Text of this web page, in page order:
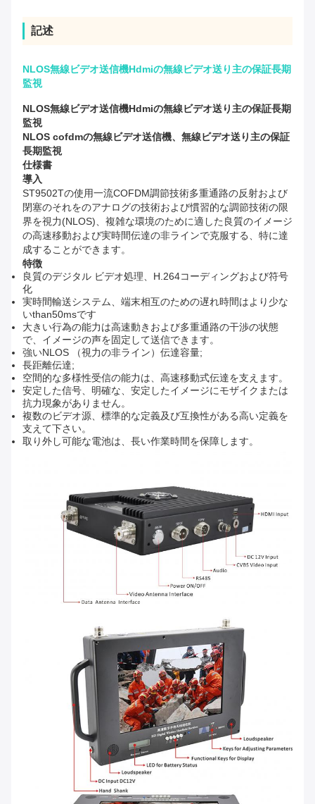
記述
NLOS無線ビデオ送信機Hdmiの無線ビデオ送り主の保証長期
監視
NLOS無線ビデオ送信機Hdmiの無線ビデオ送り主の保証長期
監視
NLOS cofdmの無線ビデオ送信機、無線ビデオ送り主の保証
長期監視
仕様書
導入
ST9502Tの使用一流COFDM調節技術多重通路の反射および
閉塞のそれをのアナログの技術および慣習的な調節技術の限
界を視力(NLOS)、複雑な環境のために適した良質のイメージ
の高速移動および実時間伝達の非ラインで克服する、特に達
成することができます。
特徴
良質のデジタル ビデオ処理、H.264コーディングおよび符号
化
実時間輸送システム、端末相互のための遅れ時間はより少な
いthan50msです
大きい行為の能力は高速動きおよび多重通路の干渉の状態
で、イメージの声を固定して送信できます。
強いNLOS （視力の非ライン）伝達容量;
長距離伝達;
空間的な多様性受信の能力は、高速移動式伝達を支えます。
安定した信号、明確な、安定したイメージにモザイクまたは
抗力現象がありません。
複数のビデオ源、標準的な定義及び互換性がある高い定義を
支えて下さい。
取り外し可能な電池は、長い作業時間を保障します。